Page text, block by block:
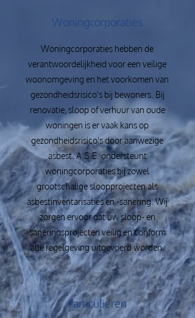
Woningcorporaties
Woningcorporaties hebben de
verantwoordelijkheid voor een veilige
woonomgeving en het voorkomen van
gezondheidsrisico's bij bewoners. Bij
renovatie, sloop of verhuur van oude
woningen is er vaak kans op
gezondheidsrisico's door aanwezige
asbest. A.S.E. ondersteunt
woningcorporaties bij zowel
grootschalige sloopprojecten als
asbestinventarisaties en -sanering. Wij
zorgen ervoor dat uw sloop- en
saneringsprojecten veilig en conform
alle regelgeving uitgevoerd worden.
Particulieren